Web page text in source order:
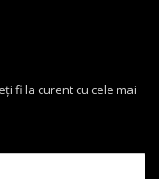
fi la curent cu cele mai